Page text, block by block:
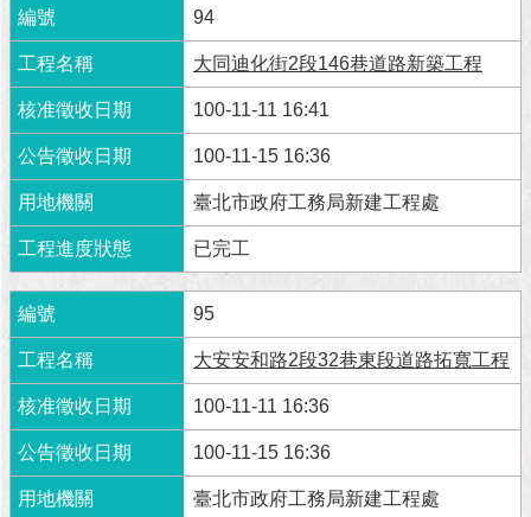
94
大同迪化街2段146巷道路新築工程
100-11-11 16:41
100-11-15 16:36
臺北市政府工務局新建工程處
已完工
95
大安安和路2段32巷東段道路拓寬工程
100-11-11 16:36
100-11-15 16:36
臺北市政府工務局新建工程處